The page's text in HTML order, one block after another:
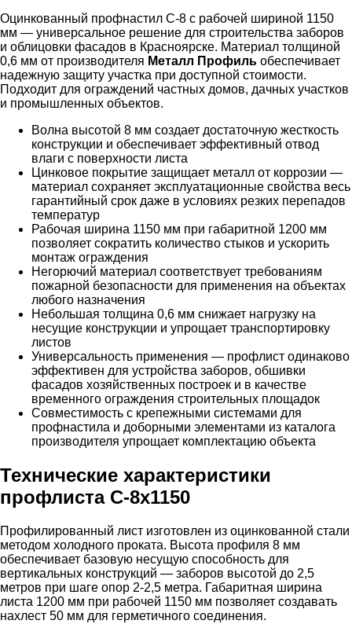
Оцинкованный профнастил С-8 с рабочей шириной 1150
мм — универсальное решение для строительства заборов
и облицовки фасадов в Красноярске. Материал толщиной
0,6 мм от производителя Металл Профиль обеспечивает
надежную защиту участка при доступной стоимости.
Подходит для ограждений частных домов, дачных участков
и промышленных объектов.
Волна высотой 8 мм создает достаточную жесткость
конструкции и обеспечивает эффективный отвод
влаги с поверхности листа
Цинковое покрытие защищает металл от коррозии —
материал сохраняет эксплуатационные свойства весь
гарантийный срок даже в условиях резких перепадов
температур
Рабочая ширина 1150 мм при габаритной 1200 мм
позволяет сократить количество стыков и ускорить
монтаж ограждения
Негорючий материал соответствует требованиям
пожарной безопасности для применения на объектах
любого назначения
Небольшая толщина 0,6 мм снижает нагрузку на
несущие конструкции и упрощает транспортировку
листов
Универсальность применения — профлист одинаково
эффективен для устройства заборов, обшивки
фасадов хозяйственных построек и в качестве
временного ограждения строительных площадок
Совместимость с крепежными системами для
профнастила и доборными элементами из каталога
производителя упрощает комплектацию объекта
Технические характеристики
профлиста С-8х1150
Профилированный лист изготовлен из оцинкованной стали
методом холодного проката. Высота профиля 8 мм
обеспечивает базовую несущую способность для
вертикальных конструкций — заборов высотой до 2,5
метров при шаге опор 2-2,5 метра. Габаритная ширина
листа 1200 мм при рабочей 1150 мм позволяет создавать
нахлест 50 мм для герметичного соединения.